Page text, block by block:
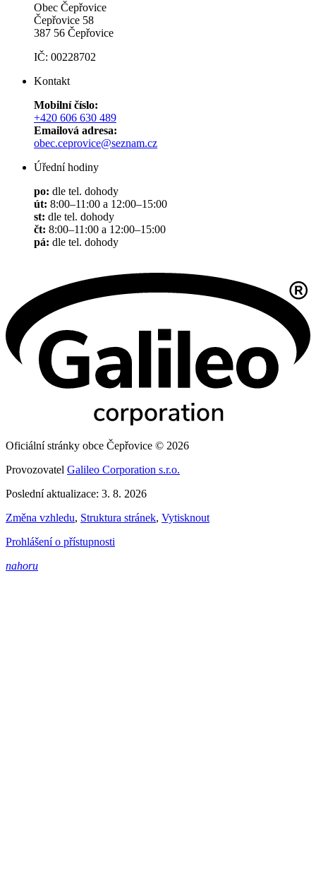
Obec Čepřovice
Čepřovice 58
387 56 Čepřovice
IČ: 00228702
Kontakt
Mobilní číslo:
+420 606 630 489
Emailová adresa:
obec.ceprovice@seznam.cz
Úřední hodiny
po: dle tel. dohody
út: 8:00–11:00 a 12:00–15:00
st: dle tel. dohody
čt: 8:00–11:00 a 12:00–15:00
pá: dle tel. dohody
Oficiální stránky obce Čepřovice © 2026
Provozovatel Galileo Corporation s.r.o.
Poslední aktualizace: 3. 8. 2026
Změna vzhledu, Struktura stránek, Vytisknout
Prohlášení o přístupnosti
nahoru